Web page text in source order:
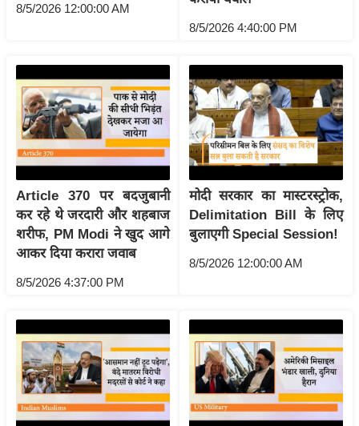
g
w
s
ला
इ
फ
स्टा
इ
ल
टे
लॉ
ब्यू
टी
फै
श
8/5/2026 12:00:00 AM
8/5/2026 4:40:00 PM
Article 370 पर बदजुबानी
कर रहे थे जरदारी और शहबाज
शरीफ, PM Modi ने खुद आगे
आकर दिया करारा जवाब
8/5/2026 4:37:00 PM
मोदी सरकार का मास्टरस्ट्रोक,
Delimitation Bill के लिए
बुलाएगी Special Session!
8/5/2026 12:00:00 AM